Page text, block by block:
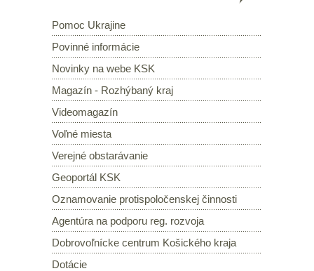
Pomoc Ukrajine
Povinné informácie
Novinky na webe KSK
Magazín - Rozhýbaný kraj
Videomagazín
Voľné miesta
Verejné obstarávanie
Geoportál KSK
Oznamovanie protispoločenskej činnosti
Agentúra na podporu reg. rozvoja
Dobrovoľnícke centrum Košického kraja
Dotácie